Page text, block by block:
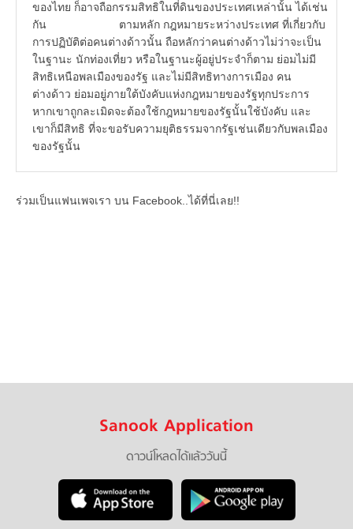
ของไทย ก็อาจถือกรรมสิทธิในที่ดินของประเทศเหล่านั้น ได้เช่น
กัน ตามหลัก กฎหมายระหว่างประเทศ ที่เกี่ยวกับ
การปฏิบัติต่อคนต่างด้าวนั้น ถือหลักว่าคนต่างด้าวไม่ว่าจะเป็น
ในฐานะ นักท่องเที่ยว หรือในฐานะผู้อยู่ประจำก็ตาม ย่อมไม่มี
สิทธิเหนือพลเมืองของรัฐ และไม่มีสิทธิทางการเมือง คน
ต่างด้าว ย่อมอยู่ภายใต้บังคับแห่งกฎหมายของรัฐทุกประการ
หากเขาถูกละเมิดจะต้องใช้กฎหมายของรัฐนั้นใช้บังคับ และ
เขาก็มีสิทธิ ที่จะขอรับความยุติธรรมจากรัฐเช่นเดียวกับพลเมือง
ของรัฐนั้น
ร่วมเป็นแฟนเพจเรา บน Facebook..ได้ที่นี่เลย!!
Sanook Application
ดาวน์โหลดได้แล้ววันนี้